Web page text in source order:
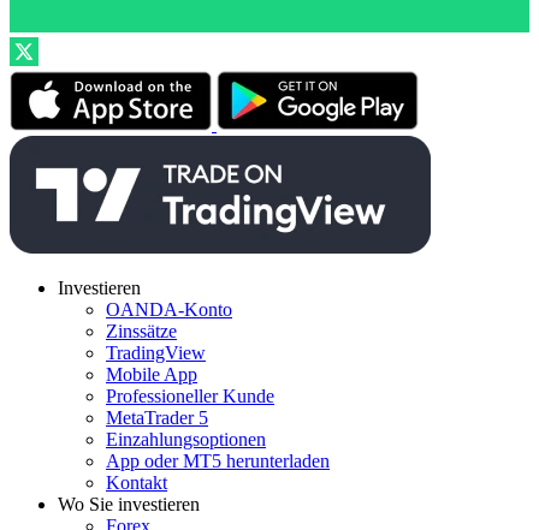
Investieren
OANDA-Konto
Zinssätze
TradingView
Mobile App
Professioneller Kunde
MetaTrader 5
Einzahlungsoptionen
App oder MT5 herunterladen
Kontakt
Wo Sie investieren
Forex